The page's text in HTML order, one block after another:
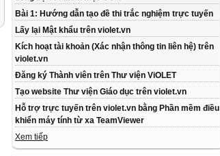
Bài 1: Hướng dẫn tạo đề thi trắc nghiệm trực tuyến
Lấy lại Mật khẩu trên violet.vn
Kích hoạt tài khoản (Xác nhận thông tin liên hệ) trên
violet.vn
Đăng ký Thành viên trên Thư viện ViOLET
Tạo website Thư viện Giáo dục trên violet.vn
Hỗ trợ trực tuyến trên violet.vn bằng Phần mềm điều
khiển máy tính từ xa TeamViewer
Xem tiếp